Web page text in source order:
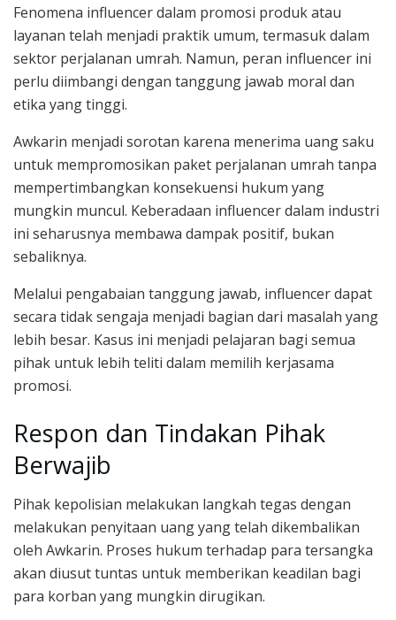
Fenomena influencer dalam promosi produk atau
layanan telah menjadi praktik umum, termasuk dalam
sektor perjalanan umrah. Namun, peran influencer ini
perlu diimbangi dengan tanggung jawab moral dan
etika yang tinggi.
Awkarin menjadi sorotan karena menerima uang saku
untuk mempromosikan paket perjalanan umrah tanpa
mempertimbangkan konsekuensi hukum yang
mungkin muncul. Keberadaan influencer dalam industri
ini seharusnya membawa dampak positif, bukan
sebaliknya.
Melalui pengabaian tanggung jawab, influencer dapat
secara tidak sengaja menjadi bagian dari masalah yang
lebih besar. Kasus ini menjadi pelajaran bagi semua
pihak untuk lebih teliti dalam memilih kerjasama
promosi.
Respon dan Tindakan Pihak
Berwajib
Pihak kepolisian melakukan langkah tegas dengan
melakukan penyitaan uang yang telah dikembalikan
oleh Awkarin. Proses hukum terhadap para tersangka
akan diusut tuntas untuk memberikan keadilan bagi
para korban yang mungkin dirugikan.